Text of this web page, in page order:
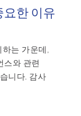
요한 이유
는 가운데,
스와 관련
니다. 감사